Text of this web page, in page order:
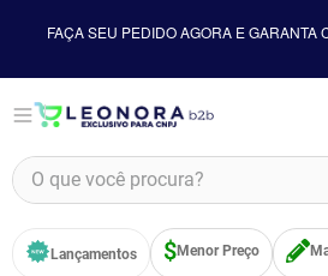
FAÇA SEU PEDIDO AGORA E GARANTA
O que você procura?
Lançamentos Menor Preço
1º